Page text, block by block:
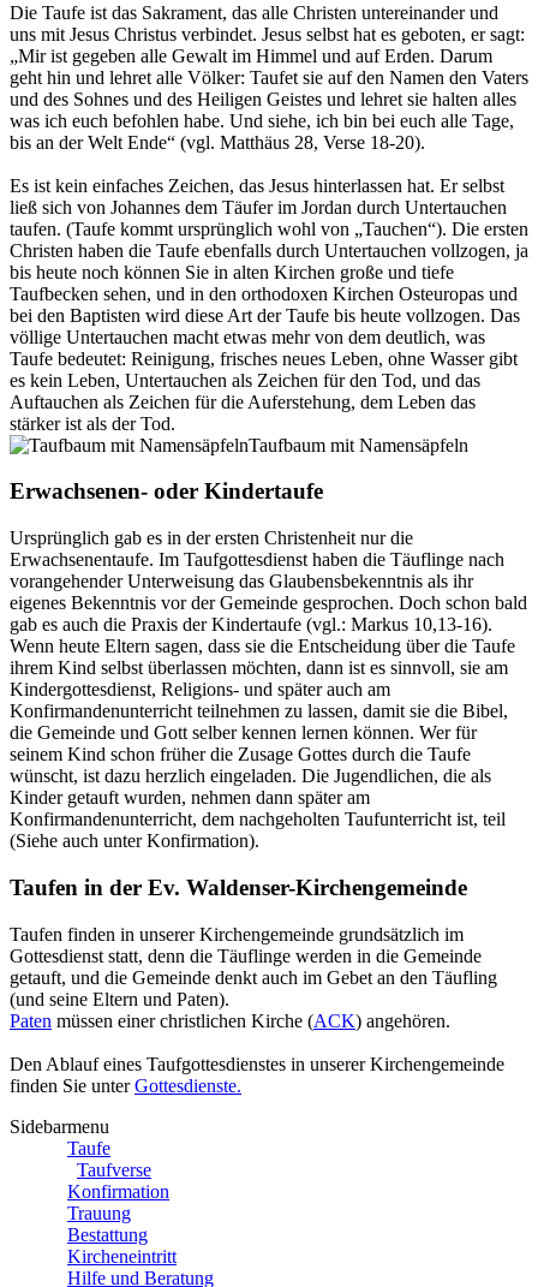
Die Taufe ist das Sakrament, das alle Christen untereinander und
uns mit Jesus Christus verbindet. Jesus selbst hat es geboten, er sagt:
„Mir ist gegeben alle Gewalt im Himmel und auf Erden. Darum
geht hin und lehret alle Völker: Taufet sie auf den Namen den Vaters
und des Sohnes und des Heiligen Geistes und lehret sie halten alles
was ich euch befohlen habe. Und siehe, ich bin bei euch alle Tage,
bis an der Welt Ende“ (vgl. Matthäus 28, Verse 18-20).
Es ist kein einfaches Zeichen, das Jesus hinterlassen hat. Er selbst
ließ sich von Johannes dem Täufer im Jordan durch Untertauchen
taufen. (Taufe kommt ursprünglich wohl von „Tauchen“). Die ersten
Christen haben die Taufe ebenfalls durch Untertauchen vollzogen, ja
bis heute noch können Sie in alten Kirchen große und tiefe
Taufbecken sehen, und in den orthodoxen Kirchen Osteuropas und
bei den Baptisten wird diese Art der Taufe bis heute vollzogen. Das
völlige Untertauchen macht etwas mehr von dem deutlich, was
Taufe bedeutet: Reinigung, frisches neues Leben, ohne Wasser gibt
es kein Leben, Untertauchen als Zeichen für den Tod, und das
Auftauchen als Zeichen für die Auferstehung, dem Leben das
stärker ist als der Tod.
Taufbaum mit Namensäpfeln
Erwachsenen- oder Kindertaufe
Ursprünglich gab es in der ersten Christenheit nur die
Erwachsenentaufe. Im Taufgottesdienst haben die Täuflinge nach
vorangehender Unterweisung das Glaubensbekenntnis als ihr
eigenes Bekenntnis vor der Gemeinde gesprochen. Doch schon bald
gab es auch die Praxis der Kindertaufe (vgl.: Markus 10,13-16).
Wenn heute Eltern sagen, dass sie die Entscheidung über die Taufe
ihrem Kind selbst überlassen möchten, dann ist es sinnvoll, sie am
Kindergottesdienst, Religions- und später auch am
Konfirmandenunterricht teilnehmen zu lassen, damit sie die Bibel,
die Gemeinde und Gott selber kennen lernen können. Wer für
seinem Kind schon früher die Zusage Gottes durch die Taufe
wünscht, ist dazu herzlich eingeladen. Die Jugendlichen, die als
Kinder getauft wurden, nehmen dann später am
Konfirmandenunterricht, dem nachgeholten Taufunterricht ist, teil
(Siehe auch unter Konfirmation).
Taufen in der Ev. Waldenser-Kirchengemeinde
Taufen finden in unserer Kirchengemeinde grundsätzlich im
Gottesdienst statt, denn die Täuflinge werden in die Gemeinde
getauft, und die Gemeinde denkt auch im Gebet an den Täufling
(und seine Eltern und Paten).
Paten müssen einer christlichen Kirche (ACK) angehören.
Den Ablauf eines Taufgottesdienstes in unserer Kirchengemeinde
finden Sie unterGottesdienste.
Sidebarmenu
Taufe
Taufverse
Konfirmation
Trauung
Bestattung
Kircheneintritt
Hilfe und Beratung